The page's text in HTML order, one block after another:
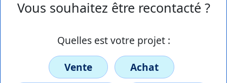
Vous souhaitez être recontacté ?
Quelles est votre projet :
Vente
Achat